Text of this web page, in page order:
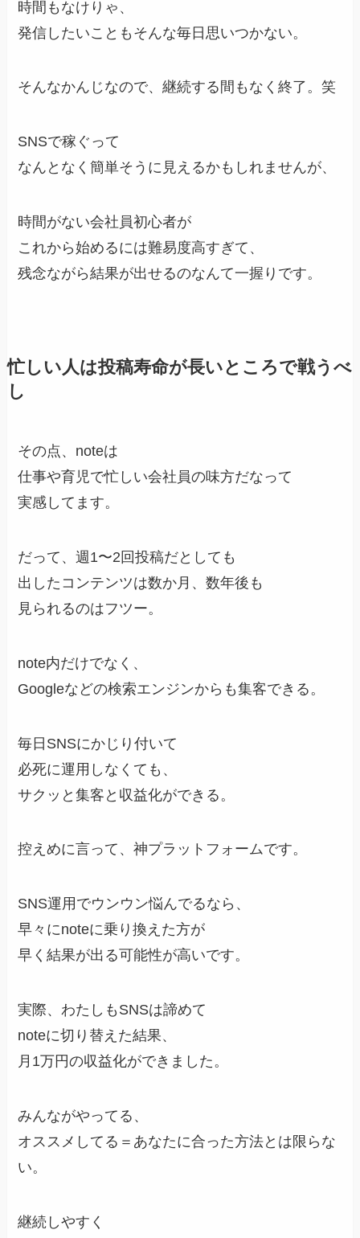
時間もなけりゃ、
発信したいこともそんな毎日思いつかない。
そんなかんじなので、継続する間もなく終了。笑
SNSで稼ぐって
なんとなく簡単そうに見えるかもしれませんが、
時間がない会社員初心者が
これから始めるには難易度高すぎて、
残念ながら結果が出せるのなんて一握りです。
忙しい人は投稿寿命が長いところで戦うべ
し
その点、noteは
仕事や育児で忙しい会社員の味方だなって
実感してます。
だって、週1〜2回投稿だとしても
出したコンテンツは数か月、数年後も
見られるのはフツー。
note内だけでなく、
Googleなどの検索エンジンからも集客できる。
毎日SNSにかじり付いて
必死に運用しなくても、
サクッと集客と収益化ができる。
控えめに言って、神プラットフォームです。
SNS運用でウンウン悩んでるなら、
早々にnoteに乗り換えた方が
早く結果が出る可能性が高いです。
実際、わたしもSNSは諦めて
noteに切り替えた結果、
月1万円の収益化ができました。
みんながやってる、
オススメしてる＝あなたに合った方法とは限らな
い。
継続しやすく